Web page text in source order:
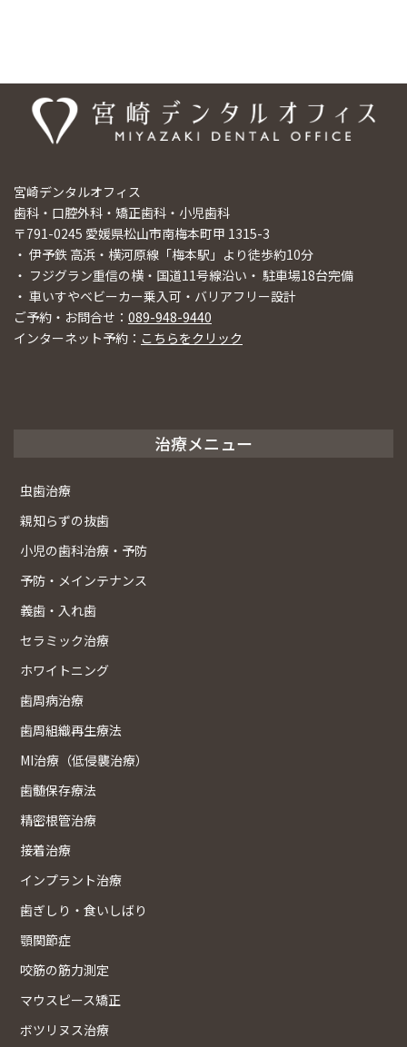
宮崎デンタルオフィス
歯科・口腔外科・矯正歯科・小児歯科
〒791-0245 愛媛県松山市南梅本町甲 1315-3
・ 伊予鉄 高浜・横河原線「梅本駅」より徒歩約10分
・ フジグラン重信の横・国道11号線沿い・ 駐車場18台完備
・ 車いすやベビーカー乗入可・バリアフリー設計
ご予約・お問合せ： 089-948-9440
インターネット予約： こちらをクリック
治療メニュー
虫歯治療
親知らずの抜歯
小児の歯科治療・予防
予防・メインテナンス
義歯・入れ歯
セラミック治療
ホワイトニング
歯周病治療
歯周組織再生療法
MI治療（低侵襲治療）
歯髄保存療法
精密根管治療
接着治療
インプラント治療
歯ぎしり・食いしばり
顎関節症
咬筋の筋力測定
マウスピース矯正
ボツリヌス治療